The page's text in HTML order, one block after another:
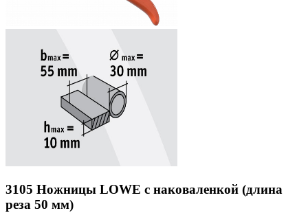
3105 Ножницы LOWE с наковаленкой (длина
реза 50 мм)